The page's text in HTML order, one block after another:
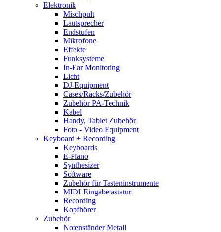
Elektronik
Mischpult
Lautsprecher
Endstufen
Mikrofone
Effekte
Funksysteme
In-Ear Monitoring
Licht
DJ-Equipment
Cases/Racks/Zubehör
Zubehör PA-Technik
Kabel
Handy, Tablet Zubehör
Foto - Video Equipment
Keyboard + Recording
Keyboards
E-Piano
Synthesizer
Software
Zubehör für Tasteninstrumente
MIDI-Eingabetastatur
Recording
Kopfhörer
Zubehör
Notenständer Metall